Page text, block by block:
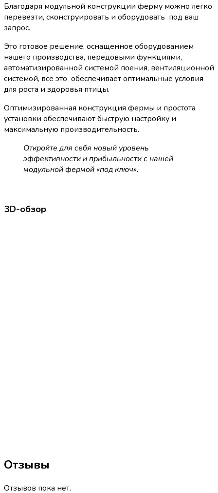
Благодаря модульной конструкции ферму можно легко
перевезти, сконструировать и оборудовать под ваш
запрос.
Это готовое решение, оснащенное оборудованием
нашего производства, передовыми функциями,
автоматизированной системой поения, вентиляционной
системой, все это обеспечивает оптимальные условия
для роста и здоровья птицы.
Оптимизированная конструкция фермы и простота
установки обеспечивают быструю настройку и
максимальную производительность.
Откройте для себя новый уровень
эффективности и прибыльности с нашей
модульной фермой «под ключ».
3D-обзор
Отзывы
Отзывов пока нет.